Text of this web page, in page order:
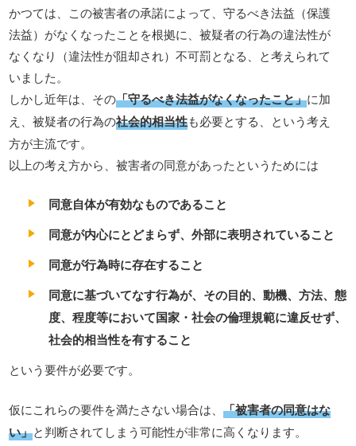
かつては、この被害者の承諾によって、守るべき法益（保護
法益）がなくなったことを根拠に、被疑者の行為の違法性が
なくなり（違法性が阻却され）不可罰となる、と考えられて
いました。
しかし近年は、その「守るべき法益がなくなったこと」に加
え、被疑者の行為の社会的相当性も必要とする、という考え
方が主流です。
以上の考え方から、被害者の同意があったというためには
同意自体が有効なものであること
同意が内心にとどまらず、外部に表明されていること
同意が行為時に存在すること
同意に基づいてなす行為が、その目的、動機、方法、態
度、程度等において国家・社会の倫理規範に違反せず、
社会的相当性を有すること
という要件が必要です。
仮にこれらの要件を満たさない場合は、「被害者の同意はな
い」と判断されてしまう可能性が非常に高くなります。